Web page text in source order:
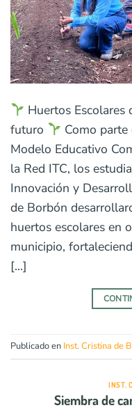
Huertos Escolares
futuro
Como
Modelo Educativo
la Red ITC, los
Innovación y
de Borbón
huertos escolares en
municipio,
[…]
Publicado en Inst. Cristina de
INST.
Siembra de